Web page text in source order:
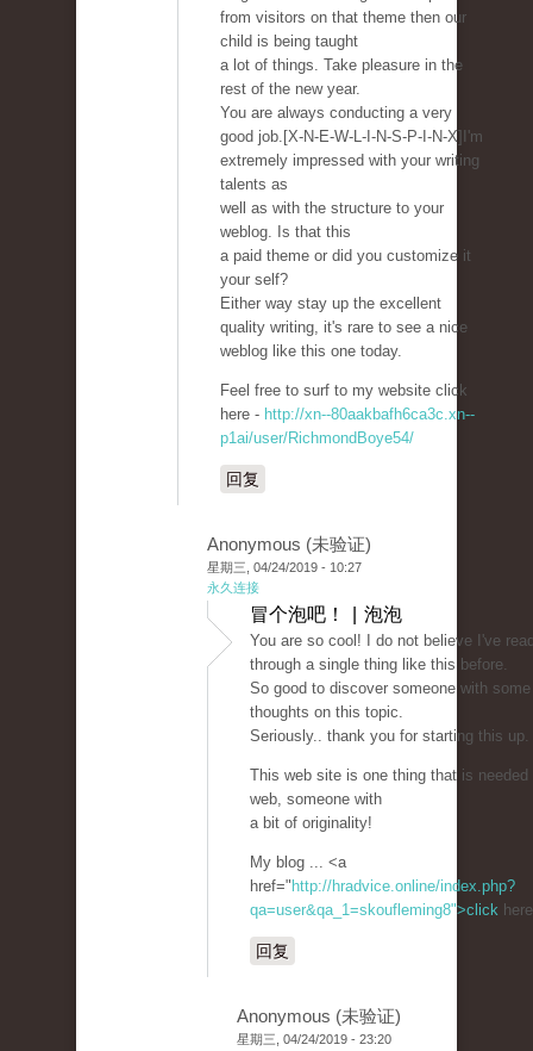
from visitors on that theme then our
child is being taught
a lot of things. Take pleasure in the
rest of the new year.
You are always conducting a very
good job.[X-N-E-W-L-I-N-S-P-I-N-X]I'm
extremely impressed with your writing
talents as
well as with the structure to your
weblog. Is that this
a paid theme or did you customize it
your self?
Either way stay up the excellent
quality writing, it's rare to see a nice
weblog like this one today.
Feel free to surf to my website click
here - http://xn--80aakbafh6ca3c.xn--
p1ai/user/RichmondBoye54/
回复
Anonymous (未验证)
星期三, 04/24/2019 - 10:27
永久连接
冒个泡吧！ | 泡泡
You are so cool! I do not believe I've
through a single thing like this before.
So good to discover someone with
thoughts on this topic.
Seriously.. thank you for starting this up.
This web site is one thing that is needed
web, someone with
a bit of originality!
My blog ... <a
href=" http://hradvice.online/index.php?
qa=user&qa_1=skoufleming8">click
回复
Anonymous (未验证)
星期三, 04/24/2019 - 23:20